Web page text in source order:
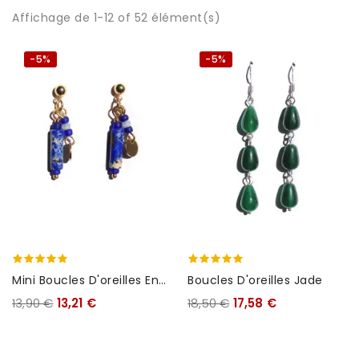
Affichage de 1-12 of 52 élément(s)
-5%
Mini Boucles D'oreilles En
Lapis Lazuli
13,90 € 13,21 €
-5%
Boucles D'oreilles Jade
18,50 € 17,58 €